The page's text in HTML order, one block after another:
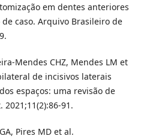
em dentes anteriores
caso. Arquivo Brasileiro de
Mendes CHZ, Mendes LM et
de incisivos laterais
espaços: uma revisão de
91.
Pires MD et al.